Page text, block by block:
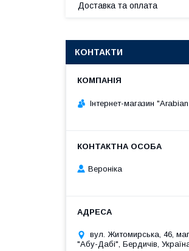
Доставка та оплата
КОНТАКТИ
Інтернет-магазин
Вероніка
вул. Житомирська, 46,
"Абу-Дабі", Бердичів,